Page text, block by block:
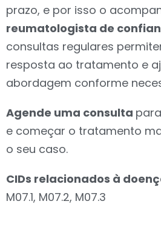
prazo, e por isso o
reumatologista de
consultas regulares
resposta ao tratamento e
abordagem conforme
Agende uma consulta
e começar o tratamento
o seu caso.
CIDs relacionados à
M07.1, M07.2, M07.3